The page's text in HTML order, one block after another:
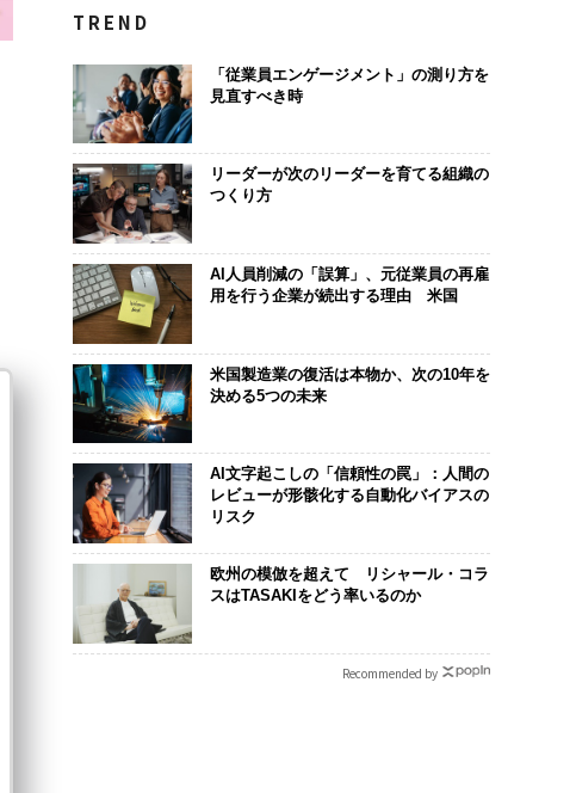
TREND
「従業員エンゲージメント」の測り方を
見直すべき時
リーダーが次のリーダーを育てる組織の
つくり方
AI人員削減の「誤算」、元従業員の再雇
用を行う企業が続出する理由 米国
米国製造業の復活は本物か、次の10年を
決める5つの未来
AI文字起こしの「信頼性の罠」：人間の
レビューが形骸化する自動化バイアスの
リスク
欧州の模倣を超えて リシャール・コラ
スはTASAKIをどう率いるのか
Recommended by